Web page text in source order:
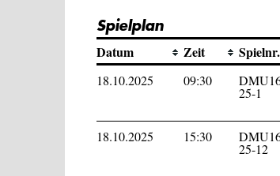
Spielplan
Datum Zeit Spielnr.
18.10.2025 09:30
25-1
18.10.2025 15:30
25-12